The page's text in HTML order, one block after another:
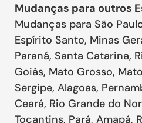
Mudanças para outros
Mudanças para São
Espírito Santo, Minas
Paraná, Santa Catarina,
Goiás, Mato Grosso,
Sergipe, Alagoas,
Ceará, Rio Grande do
Tocantins, Pará, Amapá,